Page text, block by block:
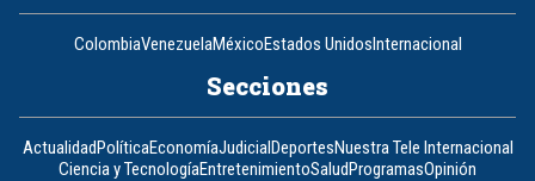
ColombiaVenezuelaMéxicoEstados UnidosInternacional
Secciones
ActualidadPolíticaEconomíaJudicialDeportesNuestra Tele Internacional
Ciencia y TecnologíaEntretenimientoSaludProgramasOpinión